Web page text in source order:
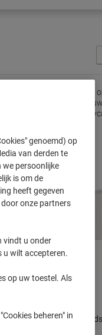
scala aan hoogwaardige
waaronder de
Of u nu kiest voor
BL30
Oxxa
genoemd) op
van derden te
persoonlijke
is om de
heeft gegeven
onze partners
vindt u onder
u wilt accepteren.
op uw toestel. Als
beheren" in